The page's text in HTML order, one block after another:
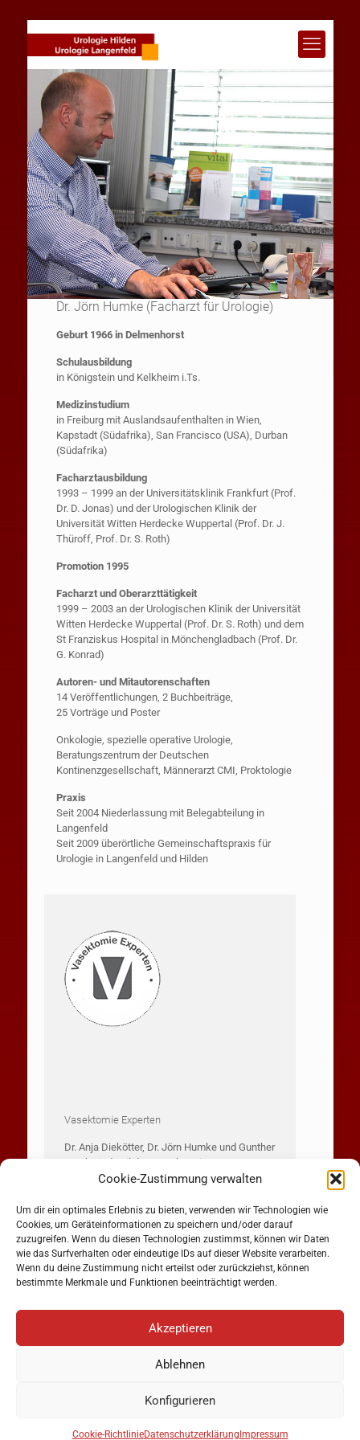
Cookie-Zustimmung verwalten
Um dir ein optimales Erlebnis zu bieten, verwenden wir Technologien wie
Cookies, um Geräteinformationen zu speichern und/oder darauf
zuzugreifen. Wenn du diesen Technologien zustimmst, können wir Daten
wie das Surfverhalten oder eindeutige IDs auf dieser Website verarbeiten.
Wenn du deine Zustimmung nicht erteilst oder zurückziehst, können
bestimmte Merkmale und Funktionen beeinträchtigt werden.
Akzeptieren
Ablehnen
Konfigurieren
Cookie-RichtlinieDatenschutzerklärung Impressum
Dr. Jörn Humke
Facharzt für Urologie
Dr. Jörn Humke (Facharzt für Urologie)
Geburt 1966 in Delmenhorst
Schulausbildung
in Königstein und Kelkheim i.Ts.
Medizinstudium
in Freiburg mit Auslandsaufenthalten in Wien,
Kapstadt (Südafrika), San Francisco (USA), Durban
(Südafrika)
Facharztausbildung
1993 – 1999 an der Universitätsklinik Frankfurt (Prof.
Dr. D. Jonas) und der Urologischen Klinik der
Universität Witten Herdecke Wuppertal (Prof. Dr. J.
Thüroff, Prof. Dr. S. Roth)
Promotion 1995
Facharzt und Oberarzttätigkeit
1999 – 2003 an der Urologischen Klinik der Universität
Witten Herdecke Wuppertal (Prof. Dr. S. Roth) und dem
St Franziskus Hospital in Mönchengladbach (Prof. Dr.
G. Konrad)
Autoren- und Mitautorenschaften
14 Veröffentlichungen, 2 Buchbeiträge,
25 Vorträge und Poster
Onkologie, spezielle operative Urologie,
Beratungszentrum der Deutschen
Kontinenzgesellschaft, Männerarzt CMI, Proktologie
Praxis
Seit 2004 Niederlassung mit Belegabteilung in
Langenfeld
Seit 2009 überörtliche Gemeinschaftspraxis für
Urologie in Langenfeld und Hilden
Vasektomie Experten
Dr. Anja Diekötter, Dr. Jörn Humke und Gunther
Weck sind Teil des Vasektomie-Experten-
Portals. Folgende Internetseiten bieten Ihnen
Sterilisation des Mannes:
Informationen zurVasektomie in Hilden
Informationen zurVasektomie
Copyright © 2023 Dres. Humke & Diekötter |